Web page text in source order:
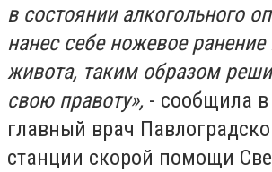
в состоянии алкогольного
нанес себе ножевое ранение
живота, таким образом
свою правоту», - сообщила
главный врач
станции скорой помощи